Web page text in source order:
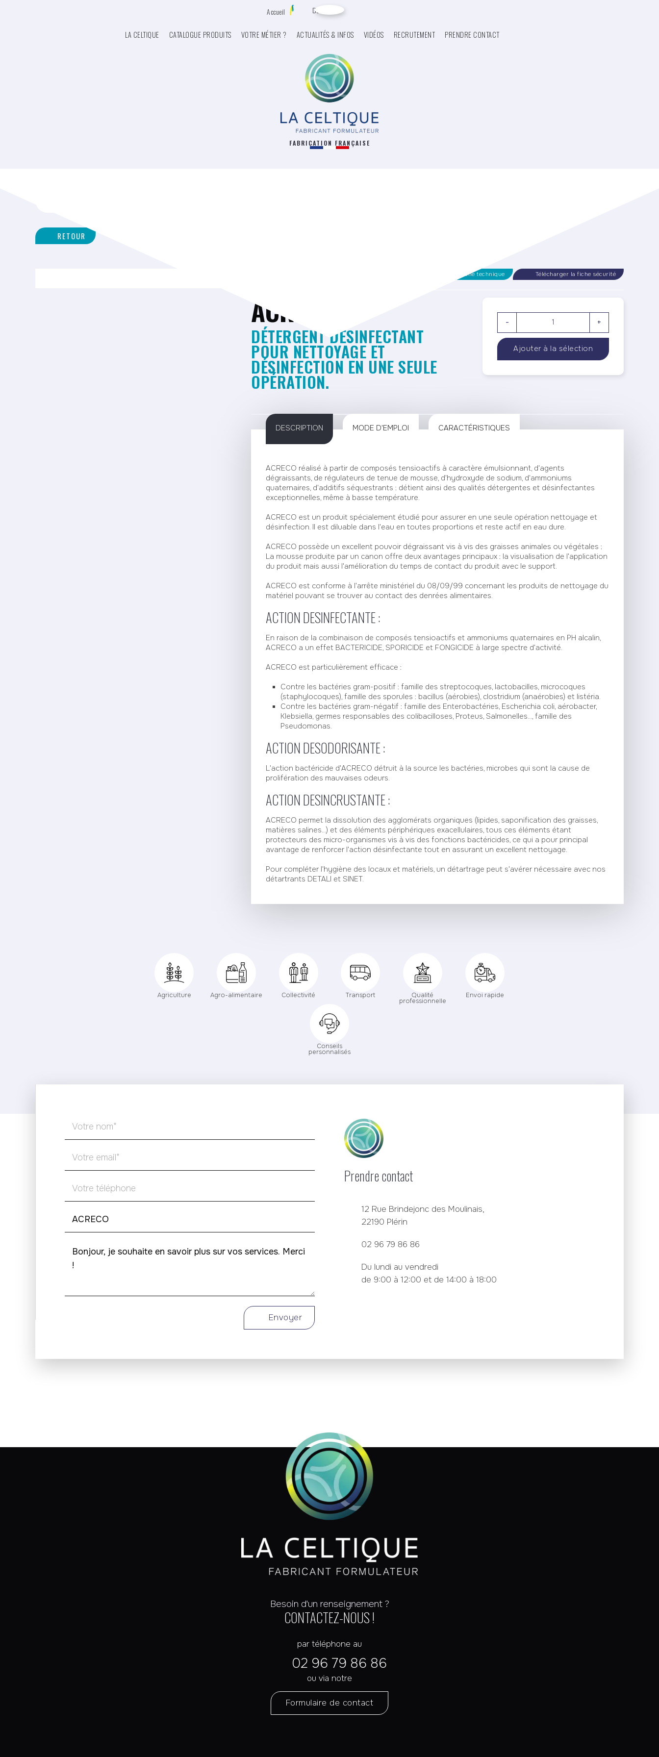
FABRICATION FRANÇAISE
Accueil Devis
LA CELTIQUE CATALOGUE PRODUITS VOTRE MÉTIER ? ACTUALITÉS & INFOS VIDÉOS RECRUTEMENT PRENDRE CONTACT
RETOUR
Télécharger la fiche technique Télécharger la fiche sécurité
ACRECO
DÉTERGENT DÉSINFECTANT
POUR NETTOYAGE ET
DÉSINFECTION EN UNE SEULE
OPÉRATION.
- +
DESCRIPTION MODE D'EMPLOI CARACTÉRISTIQUES
ACRECO réalisé à partir de composés tensioactifs à caractère émulsionnant, d'agents
dégraissants, de régulateurs de tenue de mousse, d'hydroxyde de sodium, d'ammoniums
quaternaires, d'additifs séquestrants ; détient ainsi des qualités détergentes et désinfectantes
exceptionnelles, même à basse température.
ACRECO est un produit spécialement étudié pour assurer en une seule opération nettoyage et
désinfection. Il est diluable dans l'eau en toutes proportions et reste actif en eau dure.
ACRECO possède un excellent pouvoir dégraissant vis à vis des graisses animales ou végétales ;
La mousse produite par un canon offre deux avantages principaux : la visualisation de l'application
du produit mais aussi l'amélioration du temps de contact du produit avec le support.
ACRECO est conforme à l'arrête ministériel du 08/09/99 concernant les produits de nettoyage du
matériel pouvant se trouver au contact des denrées alimentaires.
ACTION DESINFECTANTE :
En raison de la combinaison de composés tensioactifs et ammoniums quaternaires en PH alcalin,
ACRECO a un effet BACTERICIDE, SPORICIDE et FONGICIDE à large spectre d'activité.
ACRECO est particulièrement efficace :
Contre les bactéries gram-positif : famille des streptocoques, lactobacilles, microcoques
(staphylocoques), famille des sporules : bacillus (aérobies), clostridium (anaérobies) et listéria.
Contre les bactéries gram-négatif : famille des Enterobactéries, Escherichia coli, aérobacter,
Klebsiella, germes responsables des colibacilloses, Proteus, Salmonelles..., famille des
Pseudomonas.
ACTION DESODORISANTE :
L'action bactéricide d'ACRECO détruit à la source les bactéries, microbes qui sont la cause de
prolifération des mauvaises odeurs.
ACTION DESINCRUSTANTE :
ACRECO permet la dissolution des agglomérats organiques (lipides, saponification des graisses,
matières salines...) et des éléments périphériques exacellulaires, tous ces éléments étant
protecteurs des micro-organismes vis à vis des fonctions bactéricides, ce qui a pour principal
avantage de renforcer l'action désinfectante tout en assurant un excellent nettoyage.
Pour compléter l'hygiène des locaux et matériels, un détartrage peut s'avérer nécessaire avec nos
détartrants DETALI et SINET.
Agriculture Agro-alimentaire Collectivité Transport Qualité
professionnelle
Envoi rapide
Conseils
personnalisés
Envoyer
Prendre contact
12 Rue Brindejonc des Moulinais,
22190 Plérin
02 96 79 86 86
Du lundi au vendredi
de 9:00 à 12:00 et de 14:00 à 18:00
Besoin d'un renseignement ?
CONTACTEZ-NOUS !
par téléphone au
02 96 79 86 86
ou via notre
Formulaire de contact